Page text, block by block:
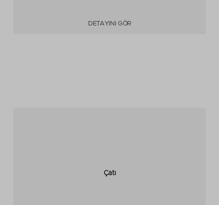
DETAYINI GÖR
Çatı